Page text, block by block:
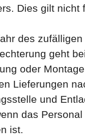
Dies gilt nicht
des
geht
oder
Lieferungen
und
das
ist.